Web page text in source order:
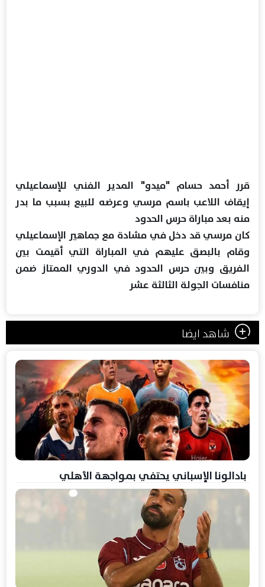
قرر أحمد حسام "ميدو" المدير الفني للإسماعيلي
إيقاف اللاعب باسم مرسي وعرضه للبيع بسبب ما بدر
منه بعد مباراة حرس الحدود
كان مرسي قد دخل في مشادة مع جماهير الإسماعيلي
وقام بالبصق عليهم في المباراة التي أقيمت بين
الفريق وبين حرس الحدود في الدوري الممتاز ضمن
منافسات الجولة الثالثة عشر
شاهد ايضا
بادالونا الإسباني يحتفي بمواجهة الأهلي